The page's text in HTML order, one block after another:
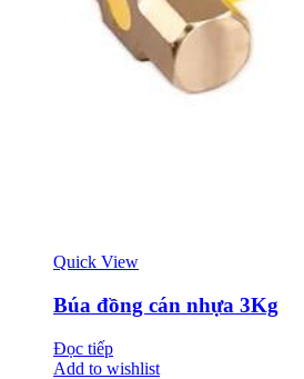
Quick View
Búa đồng cán nhựa 3Kg
Đọc tiếp
Add to wishlist